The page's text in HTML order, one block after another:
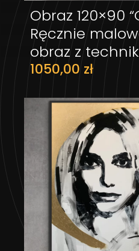
Obraz 120×90
Ręcznie
obraz z
1050,00 zł